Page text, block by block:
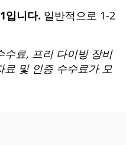
입니다. 일반적으로 1-2
수료, 프리 다이빙 장비
료 및 인증 수수료가 모